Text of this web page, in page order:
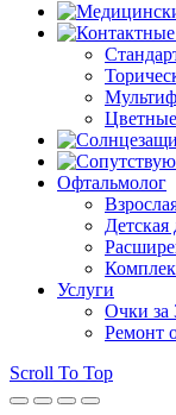
Цветные
Офтальмолог
Детская
Услуги
Очки за
Ремонт
Scroll To Top